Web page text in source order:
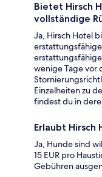
Bietet Hirsch
vollständige
Ja, Hirsch Hotel
wenige Tage vor
Einzelheiten zu
findest du in
Erlaubt Hirsch
Ja, Hunde sind
15 EUR pro
Gebühren